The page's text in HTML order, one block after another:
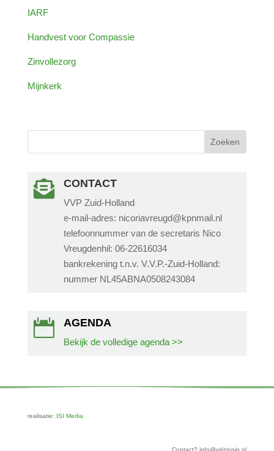
IARF
Handvest voor Compassie
Zinvollezorg
Mijnkerk
 CONTACT
VVP Zuid-Holland
e-mail-adres: nicoriavreugd@kpnmail.nl
telefoonnummer van de secretaris Nico
Vreugdenhil: 06-22616034
bankrekening t.n.v. V.V.P.-Zuid-Holland:
nummer NL45ABNA0508243084
 AGENDA
Bekijk de volledige agenda >>
realisatie: ISI Media
Contact? info@vrijzinnig.nl